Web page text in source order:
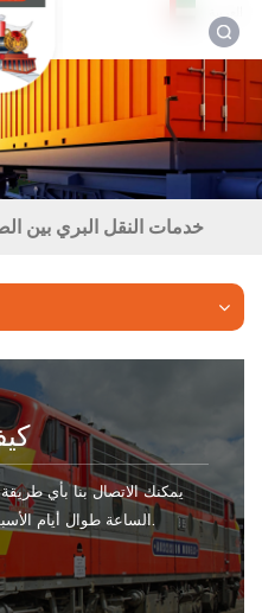
خدمات النقل البري بين
يمكنك الاتصال بنا بأي
الساعة طوال أيام الأسبوع عبر البريد الإلكتروني أو الهاتف.